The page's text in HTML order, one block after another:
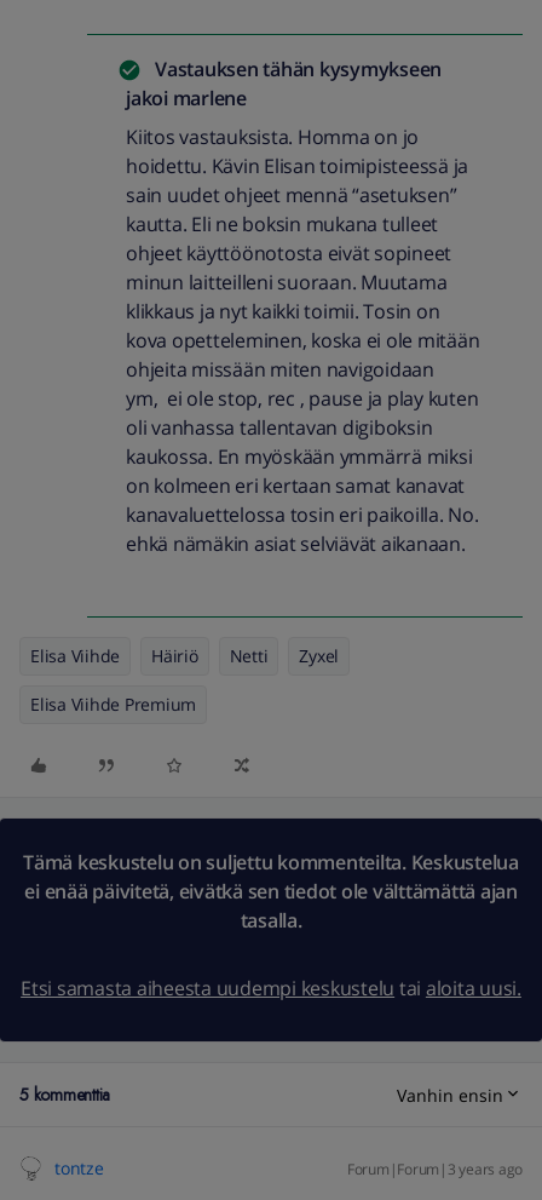
Vastauksen tähän kysymykseen
jakoi marlene
Kiitos vastauksista. Homma on jo
hoidettu. Kävin Elisan toimipisteessä ja
sain uudet ohjeet mennä “asetuksen”
kautta. Eli ne boksin mukana tulleet
ohjeet käyttöönotosta eivät sopineet
minun laitteilleni suoraan. Muutama
klikkaus ja nyt kaikki toimii. Tosin on
kova opetteleminen, koska ei ole mitään
ohjeita missään miten navigoidaan
ym, ei ole stop, rec , pause ja play kuten
oli vanhassa tallentavan digiboksin
kaukossa. En myöskään ymmärrä miksi
on kolmeen eri kertaan samat kanavat
kanavaluettelossa tosin eri paikoilla. No.
ehkä nämäkin asiat selviävät aikanaan.
Elisa Viihde Häiriö Netti Zyxel
Elisa Viihde Premium
Tämä keskustelu on suljettu kommenteilta. Keskustelua
ei enää päivitetä, eivätkä sen tiedot ole välttämättä ajan
tasalla.
Etsi samasta aiheesta uudempi keskustelu tai aloita uusi.
5 kommenttia Vanhin ensin
tontze Forum|Forum|3 years ago